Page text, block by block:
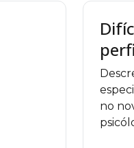
no